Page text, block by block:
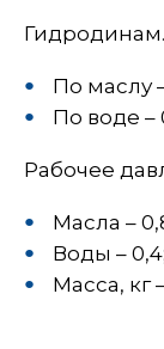
По маслу –
По воде –
Рабочее
Масла –
Воды – 0,4;
Масса, кг